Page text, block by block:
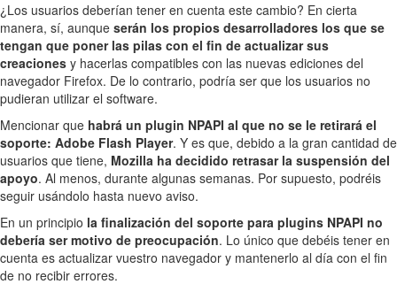
¿Los usuarios deberían tener en cuenta este cambio? En cierta
manera, sí, aunque serán los propios desarrolladores los que se
tengan que poner las pilas con el fin de actualizar sus
creaciones y hacerlas compatibles con las nuevas ediciones del
navegador Firefox. De lo contrario, podría ser que los usuarios no
pudieran utilizar el software.
Mencionar que habrá un plugin NPAPI al que no se le retirará el
soporte: Adobe Flash Player. Y es que, debido a la gran cantidad de
usuarios que tiene, Mozilla ha decidido retrasar la suspensión del
apoyo. Al menos, durante algunas semanas. Por supuesto, podréis
seguir usándolo hasta nuevo aviso.
En un principio la finalización del soporte para plugins NPAPI no
debería ser motivo de preocupación. Lo único que debéis tener en
cuenta es actualizar vuestro navegador y mantenerlo al día con el fin
de no recibir errores.